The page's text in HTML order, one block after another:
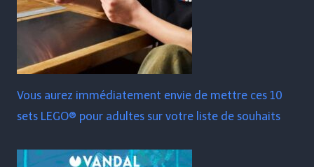
Vous aurez immédiatement envie de mettre ces 10
sets LEGO® pour adultes sur votre liste de souhaits